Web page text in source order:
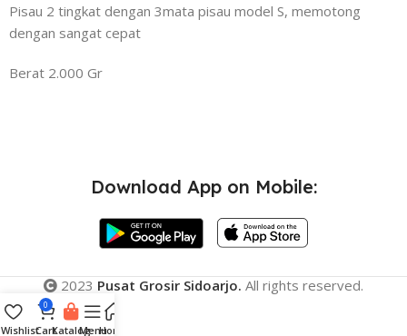
Pisau 2 tingkat dengan 3mata pisau model S, memotong
dengan sangat cepat
Berat 2.000 Gr
Download App on Mobile:
2023 Pusat Grosir Sidoarjo. All rights reserved.
Wishlist
0
CartKatalogMenuHome